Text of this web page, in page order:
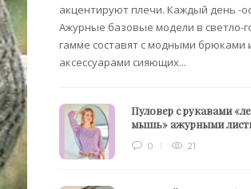
акцентируют плечи. Каждый день -
Ажурные базовые модели в светло-
гамме составят с модными брюками
аксессуарами сияющих...
Пуловер с рукавами
мышь» ажурными
0 21